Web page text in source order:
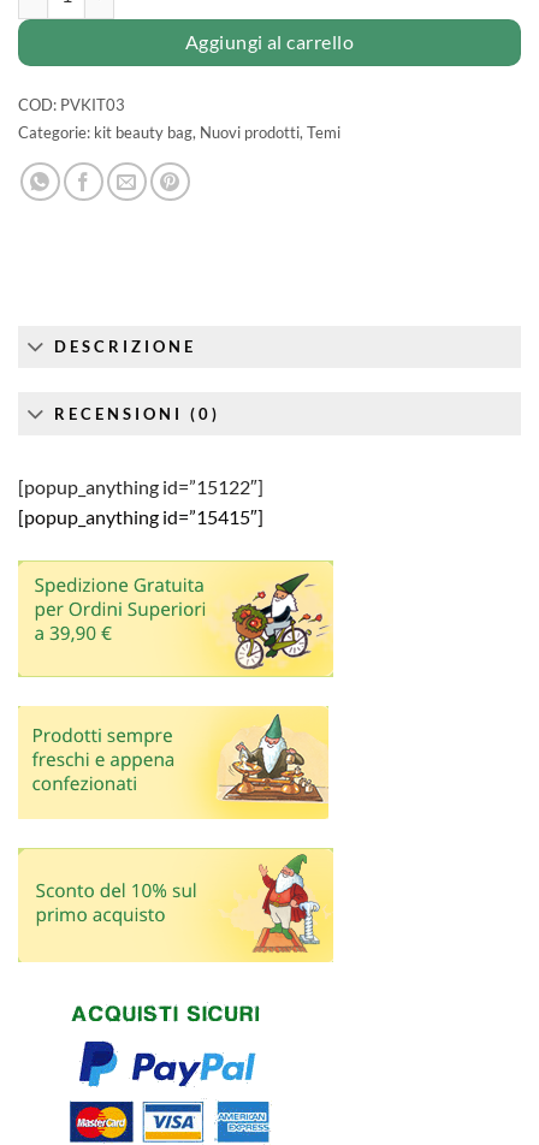
era:
€ 66,00.
è:
€ 57,20.
Aggiungi al carrello
COD: PVKIT03
Categorie: kit beauty bag, Nuovi prodotti, Temi
DESCRIZIONE
RECENSIONI (0)
[popup_anything id=”15122″]
[popup_anything id=”15415″]